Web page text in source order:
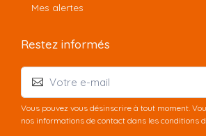
Mes alertes
Restez informés
Vous pouvez vous désinscrire à tout moment.
nos informations de contact dans les conditions